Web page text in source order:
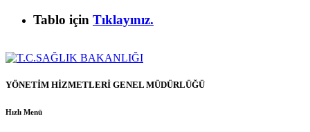
Tablo için Tıklayınız.
YÖNETİM HİZMETLERİ GENEL MÜDÜRLÜĞÜ
Hızlı Menü